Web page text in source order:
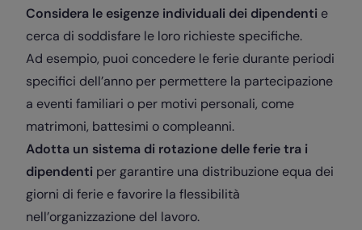
Considera le esigenze individuali dei dipendenti e
cerca di soddisfare le loro richieste specifiche.
Ad esempio, puoi concedere le ferie durante periodi
specifici dell’anno per permettere la partecipazione
a eventi familiari o per motivi personali, come
matrimoni, battesimi o compleanni.
Adotta un sistema di rotazione delle ferie tra i
dipendenti per garantire una distribuzione equa dei
giorni di ferie e favorire la flessibilità
nell’organizzazione del lavoro.